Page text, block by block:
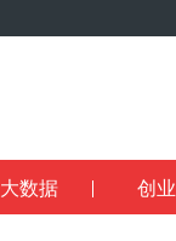
大数据 创业